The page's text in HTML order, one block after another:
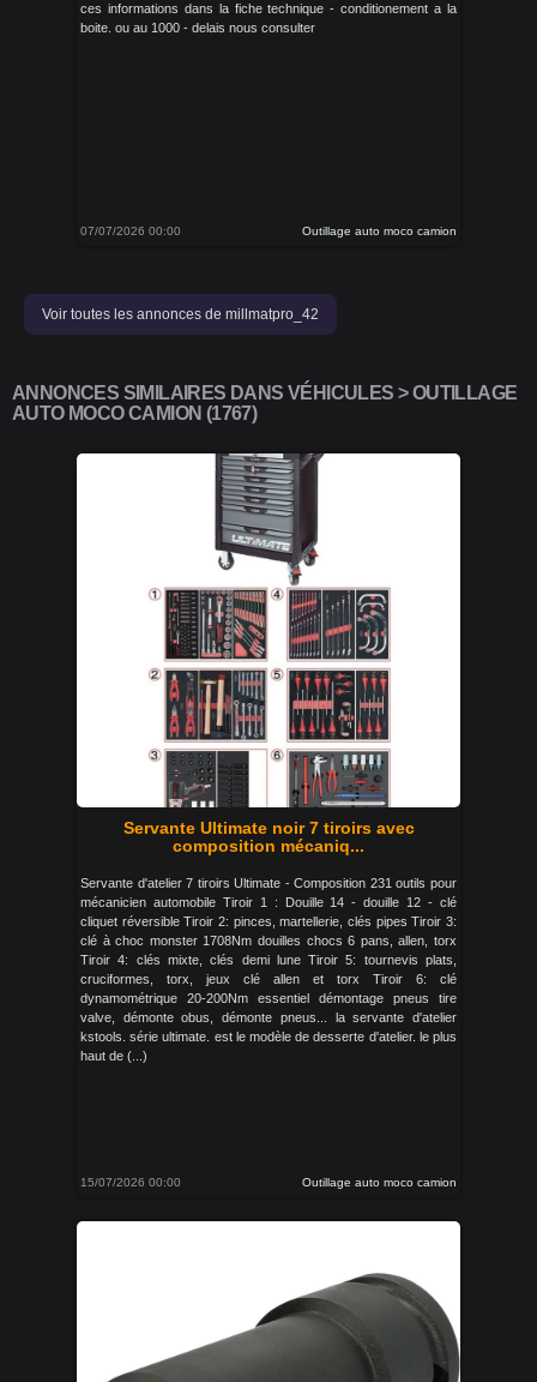
ces informations dans la fiche technique - conditionement a la
boite. ou au 1000 - delais nous consulter
07/07/2026 00:00 Outillage auto moco camion
Voir toutes les annonces de millmatpro_42
ANNONCES SIMILAIRES DANS VÉHICULES > OUTILLAGE
AUTO MOCO CAMION (1767)
Servante Ultimate noir 7 tiroirs avec
composition mécaniq...
Servante d'atelier 7 tiroirs Ultimate - Composition 231 outils pour
mécanicien automobile Tiroir 1 : Douille 14 - douille 12 - clé
cliquet réversible Tiroir 2: pinces, martellerie, clés pipes Tiroir 3:
clé à choc monster 1708Nm douilles chocs 6 pans, allen, torx
Tiroir 4: clés mixte, clés demi lune Tiroir 5: tournevis plats,
cruciformes, torx, jeux clé allen et torx Tiroir 6: clé
dynamométrique 20-200Nm essentiel démontage pneus tire
valve, démonte obus, démonte pneus... la servante d'atelier
kstools. série ultimate. est le modèle de desserte d'atelier. le plus
haut de (...)
15/07/2026 00:00 Outillage auto moco camion